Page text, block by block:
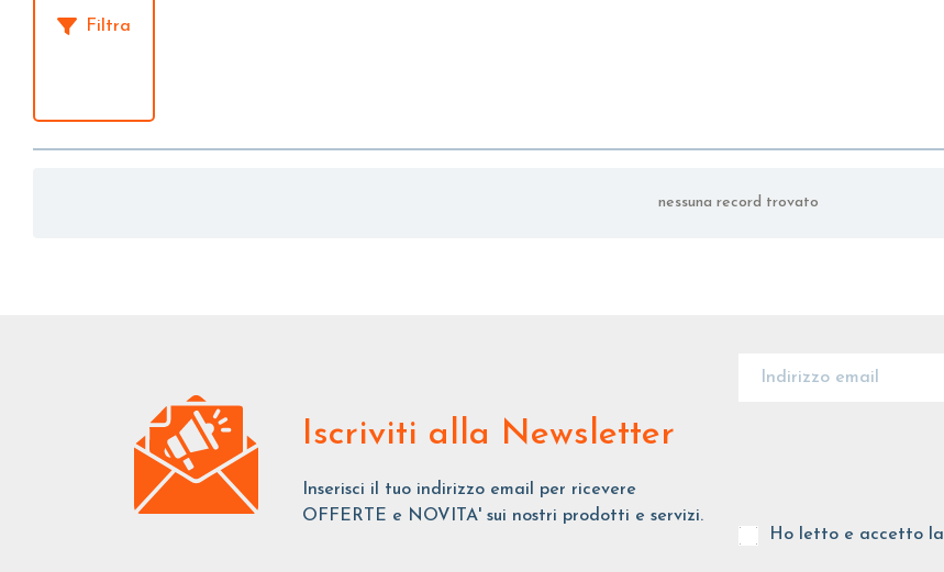
Filtra
nessuna record trovato
Iscriviti alla Newsletter
Inserisci il tuo indirizzo email per ricevere
OFFERTE e NOVITA' sui nostri prodotti e servizi.
Ho letto e accetto la